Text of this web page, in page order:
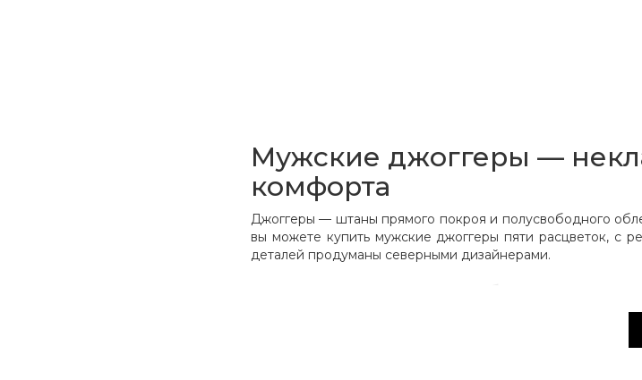
Мужские джоггеры —
комфорта
Джоггеры — штаны прямого покроя и полусвободного
вы можете купить мужские джоггеры пяти расцветок, с
деталей продуманы северными дизайнерами.
Эти неклассические брюки привлекают мужчин,